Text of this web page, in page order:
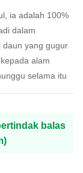
ia adalah 100%
dalam
daun yang gugur
alam
selama itu
balas